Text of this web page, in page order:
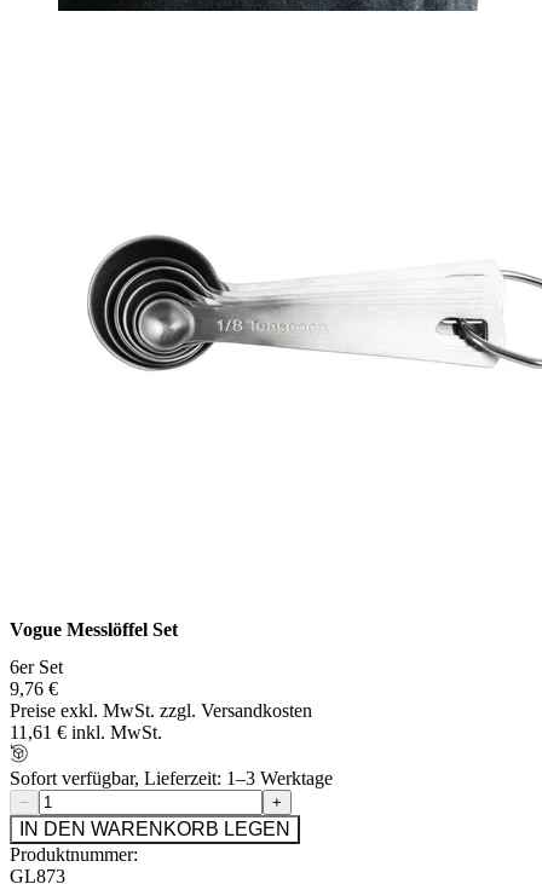
Vogue Messlöffel Set
6er Set
9,76 €
Preise exkl. MwSt. zzgl. Versandkosten
11,61 € inkl. MwSt.
Sofort verfügbar, Lieferzeit: 1–3 Werktage
− +
IN DEN WARENKORB LEGEN
Produktnummer:
GL873